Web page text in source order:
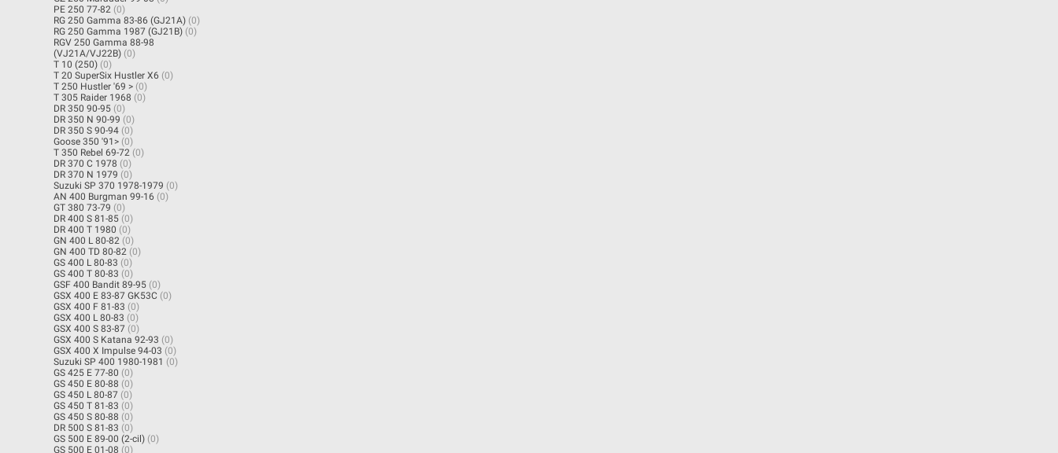
PE 250 77-82 (0)
RG 250 Gamma 83-86 (GJ21A) (0)
RG 250 Gamma 1987 (GJ21B) (0)
RGV 250 Gamma 88-98
(VJ21A/VJ22B) (0)
T 10 (250) (0)
T 20 SuperSix Hustler X6 (0)
T 250 Hustler '69 > (0)
T 305 Raider 1968 (0)
DR 350 90-95 (0)
DR 350 N 90-99 (0)
DR 350 S 90-94 (0)
Goose 350 '91> (0)
T 350 Rebel 69-72 (0)
DR 370 C 1978 (0)
DR 370 N 1979 (0)
Suzuki SP 370 1978-1979 (0)
AN 400 Burgman 99-16 (0)
GT 380 73-79 (0)
DR 400 S 81-85 (0)
DR 400 T 1980 (0)
GN 400 L 80-82 (0)
GN 400 TD 80-82 (0)
GS 400 L 80-83 (0)
GS 400 T 80-83 (0)
GSF 400 Bandit 89-95 (0)
GSX 400 E 83-87 GK53C (0)
GSX 400 F 81-83 (0)
GSX 400 L 80-83 (0)
GSX 400 S 83-87 (0)
GSX 400 S Katana 92-93 (0)
GSX 400 X Impulse 94-03 (0)
Suzuki SP 400 1980-1981 (0)
GS 425 E 77-80 (0)
GS 450 E 80-88 (0)
GS 450 L 80-87 (0)
GS 450 T 81-83 (0)
GS 450 S 80-88 (0)
DR 500 S 81-83 (0)
GS 500 E 89-00 (2-cil) (0)
GS 500 E 01-08 (0)